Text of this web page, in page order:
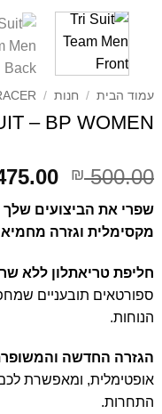
עמוד הבית / חנות /
– BP WOMEN
₪500.00
דילוג
לתוכן
שפרי את הביצועים שלך
מקסימלית וגזרה
חליפת טריאתלון ללא
ספורטאים תובעניים
הנוחות.
הגזרה החדשה
אופטימלית, ומאפשרת
התחרות.